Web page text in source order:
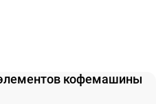
кофемашины